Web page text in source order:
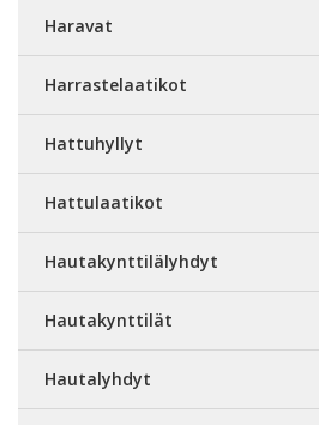
Haravat
Harrastelaatikot
Hattuhyllyt
Hattulaatikot
Hautakynttilälyhdyt
Hautakynttilät
Hautalyhdyt